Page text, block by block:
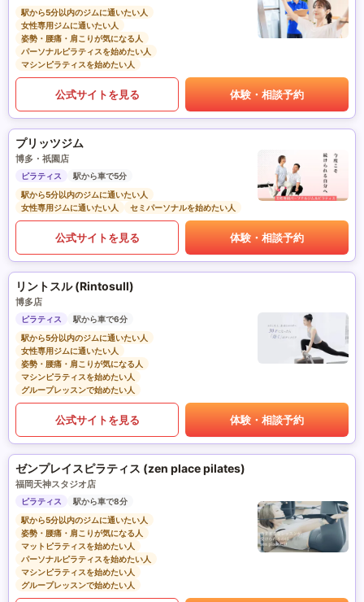
駅から5分以内のジムに通いたい人
女性専用ジムに通いたい人
姿勢・腰痛・肩こりが気になる人
パーソナルピラティスを始めたい人
マシンピラティスを始めたい人
公式サイトを見る 体験・相談予約
プリッツジム
博多・祇園店
ピラティス
駅から車で5分
駅から5分以内のジムに通いたい人
女性専用ジムに通いたい人
セミパーソナルを始めたい人
公式サイトを見る 体験・相談予約
リントスル (Rintosull)
博多店
ピラティス
駅から車で6分
駅から5分以内のジムに通いたい人
女性専用ジムに通いたい人
姿勢・腰痛・肩こりが気になる人
マシンピラティスを始めたい人
グループレッスンで始めたい人
公式サイトを見る 体験・相談予約
ゼンプレイスピラティス (zen place pilates)
福岡天神スタジオ店
ピラティス
駅から車で8分
駅から5分以内のジムに通いたい人
姿勢・腰痛・肩こりが気になる人
マットピラティスを始めたい人
パーソナルピラティスを始めたい人
マシンピラティスを始めたい人
グループレッスンで始めたい人